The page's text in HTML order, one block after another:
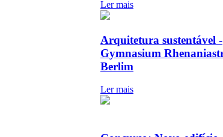
Ler mais
Arquitetura sustentável -
Gymnasium
Berlim
Ler mais